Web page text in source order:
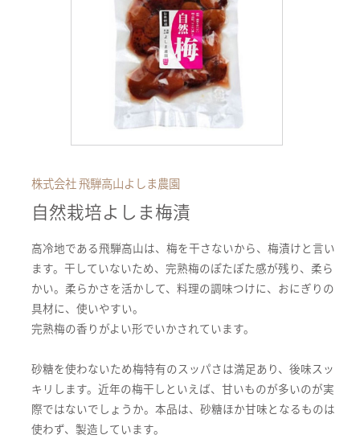
株式会社 飛騨高山よしま農園
自然栽培よしま梅漬
高冷地である飛騨高山は、梅を干さないから、梅漬けと言い
ます。干していないため、完熟梅のぽたぽた感が残り、柔ら
かい。柔らかさを活かして、料理の調味つけに、おにぎりの
具材に、使いやすい。
完熟梅の香りがよい形でいかされています。
砂糖を使わないため梅特有のスッパさは満足あり、後味スッ
キリします。近年の梅干しといえば、甘いものが多いのが実
際ではないでしょうか。本品は、砂糖ほか甘味となるものは
使わず、製造しています。